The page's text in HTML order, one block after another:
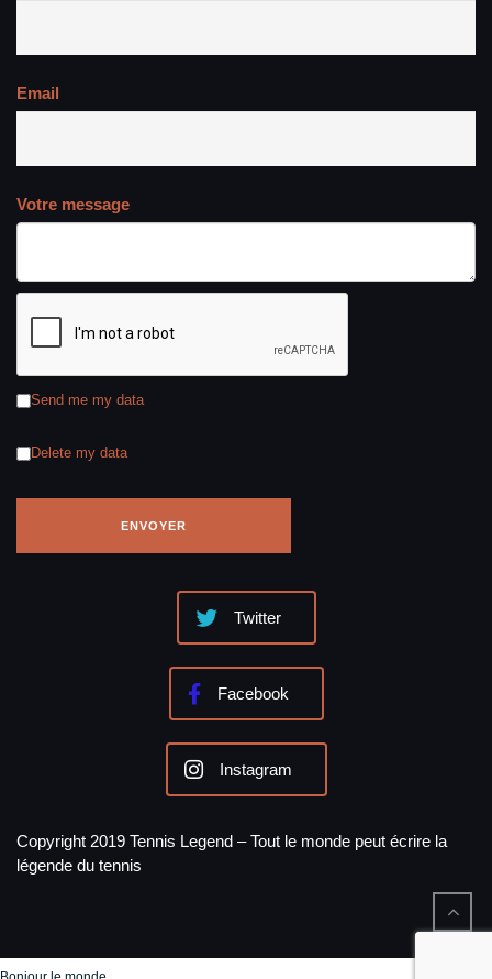
Email
Votre message
Send me my data
Delete my data
Twitter
Facebook
Instagram
Copyright 2019 Tennis Legend – Tout le monde peut écrire la
légende du tennis